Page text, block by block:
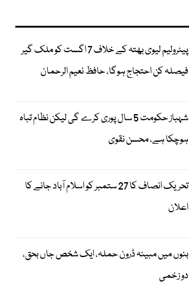
پیٹرولیم لیوی بھتہ کے خلاف 7 اگست کو ملک گیر
فیصلہ کن احتجاج ہوگا، حافظ نعیم الرحمان
شہباز حکومت 5 سال پوری کرے گی لیکن نظام تباہ
ہوچکا ہے، محسن نقوی
تحریک انصاف کا 27 ستمبر کو اسلام آباد جانے کا
اعلان
بنوں میں مبینہ ڈرون حملہ، ایک شخص جاں بحق،
دو زخمی